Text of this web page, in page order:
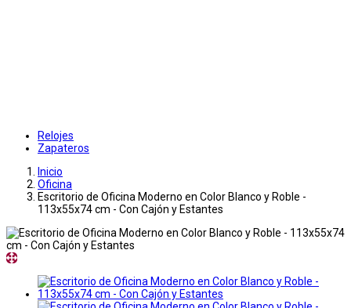
Relojes
Zapateros
Inicio
Oficina
Escritorio de Oficina Moderno en Color Blanco y Roble -
113x55x74 cm - Con Cajón y Estantes